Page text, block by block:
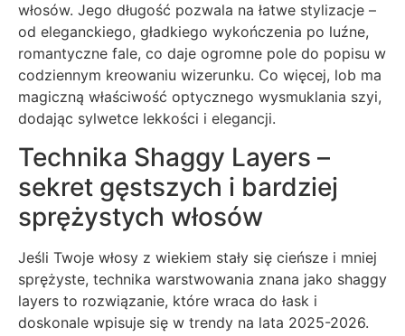
włosów. Jego długość pozwala na łatwe stylizacje –
od eleganckiego, gładkiego wykończenia po luźne,
romantyczne fale, co daje ogromne pole do popisu w
codziennym kreowaniu wizerunku. Co więcej, lob ma
magiczną właściwość optycznego wysmuklania szyi,
dodając sylwetce lekkości i elegancji.
Technika Shaggy Layers –
sekret gęstszych i bardziej
sprężystych włosów
Jeśli Twoje włosy z wiekiem stały się cieńsze i mniej
sprężyste, technika warstwowania znana jako shaggy
layers to rozwiązanie, które wraca do łask i
doskonale wpisuje się w trendy na lata 2025-2026.